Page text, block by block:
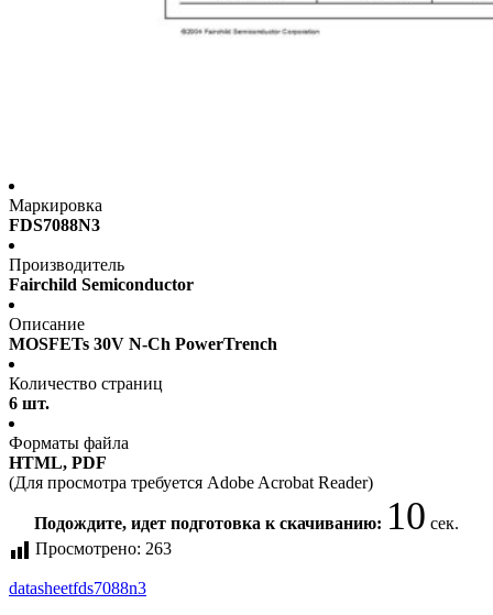
Маркировка
FDS7088N3
Производитель
Fairchild Semiconductor
Описание
MOSFETs 30V N-Ch PowerTrench
Количество страниц
6 шт.
Форматы файла
HTML, PDF
(Для просмотра требуется Adobe Acrobat Reader)
Подождите, идет подготовка к скачиванию: 10 сек.
Просмотрено: 263
datasheetfds7088n3